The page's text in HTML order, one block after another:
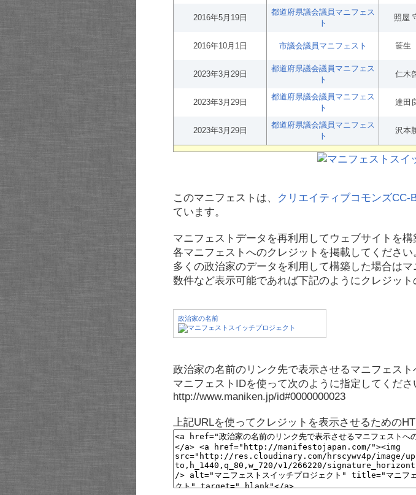
2016年5月19日
都道府県議会議員マニフェス
ト
照屋
2016年10月1日 市議会議員マニフェスト 笹
2023年3月29日
都道府県議会議員マニフェス
ト
仁木
2023年3月29日
都道府県議会議員マニフェス
ト
達田
2023年3月29日
都道府県議会議員マニフェス
ト
沢本
このマニフェストは、 クリエイティブコモンズCC-
ています。
マニフェストデータを再利用してウェブサイトを構
各マニフェストへのクレジットを掲載してください
多くの政治家のデータを利用して構築した場合は
数件など表示可能であれば下記のようにクレジット
政治家の名前
政治家の名前のリンク先で表示させるマニフェスト
マニフェストIDを使って次のように指定してくださ
http://www.maniken.jp/id#0000000023
上記URLを使ってクレジットを表示させるための